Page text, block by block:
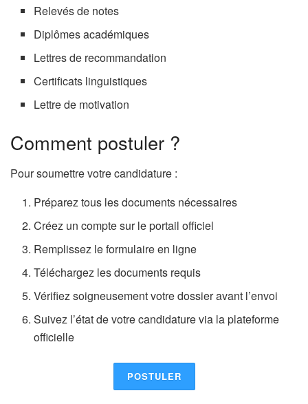
Relevés de notes
Diplômes académiques
Lettres de recommandation
Certificats linguistiques
Lettre de motivation
Comment postuler ?
Pour soumettre votre candidature :
Préparez tous les documents nécessaires
Créez un compte sur le portail officiel
Remplissez le formulaire en ligne
Téléchargez les documents requis
Vérifiez soigneusement votre dossier avant l’envoi
Suivez l’état de votre candidature via la plateforme
officielle
POSTULER